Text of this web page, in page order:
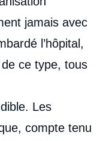
jamais avec
l’hôpital,
ce type, tous
Les
compte tenu